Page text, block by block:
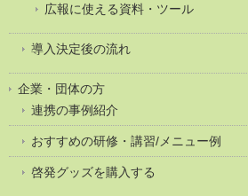
広報に使える資料・ツール
導入決定後の流れ
企業・団体の方
連携の事例紹介
おすすめの研修・講習/メニュー例
啓発グッズを購入する